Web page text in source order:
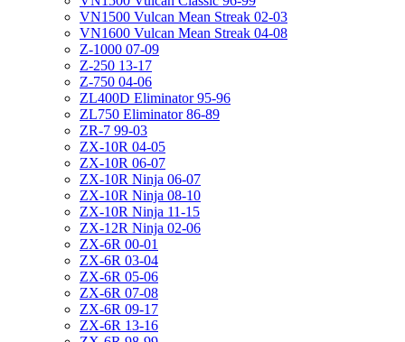
VN1500 Vulcan Mean Streak 02-03
VN1600 Vulcan Mean Streak 04-08
Z-1000 07-09
Z-250 13-17
Z-750 04-06
ZL400D Eliminator 95-96
ZL750 Eliminator 86-89
ZR-7 99-03
ZX-10R 04-05
ZX-10R 06-07
ZX-10R Ninja 06-07
ZX-10R Ninja 08-10
ZX-10R Ninja 11-15
ZX-12R Ninja 02-06
ZX-6R 00-01
ZX-6R 03-04
ZX-6R 05-06
ZX-6R 07-08
ZX-6R 09-17
ZX-6R 13-16